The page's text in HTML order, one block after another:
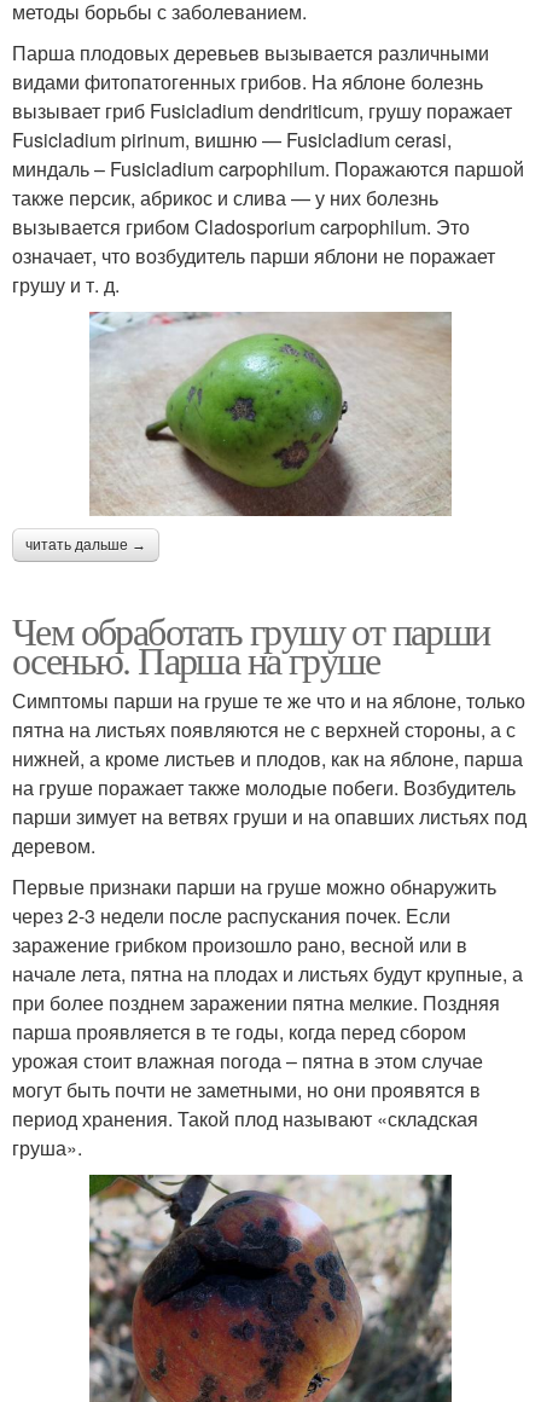
методы борьбы с заболеванием.
Парша плодовых деревьев вызывается различными
видами фитопатогенных грибов. На яблоне болезнь
вызывает гриб Fusicladium dendriticum, грушу поражает
Fusicladium pirinum, вишню — Fusicladium cerasi,
миндаль – Fusicladium carpophilum. Поражаются паршой
также персик, абрикос и слива — у них болезнь
вызывается грибом Cladosporium carpophilum. Это
означает, что возбудитель парши яблони не поражает
грушу и т. д.
читать дальше →
Чем обработать грушу от парши
осенью. Парша на груше
Симптомы парши на груше те же что и на яблоне, только
пятна на листьях появляются не с верхней стороны, а с
нижней, а кроме листьев и плодов, как на яблоне, парша
на груше поражает также молодые побеги. Возбудитель
парши зимует на ветвях груши и на опавших листьях под
деревом.
Первые признаки парши на груше можно обнаружить
через 2-3 недели после распускания почек. Если
заражение грибком произошло рано, весной или в
начале лета, пятна на плодах и листьях будут крупные, а
при более позднем заражении пятна мелкие. Поздняя
парша проявляется в те годы, когда перед сбором
урожая стоит влажная погода – пятна в этом случае
могут быть почти не заметными, но они проявятся в
период хранения. Такой плод называют «складская
груша».